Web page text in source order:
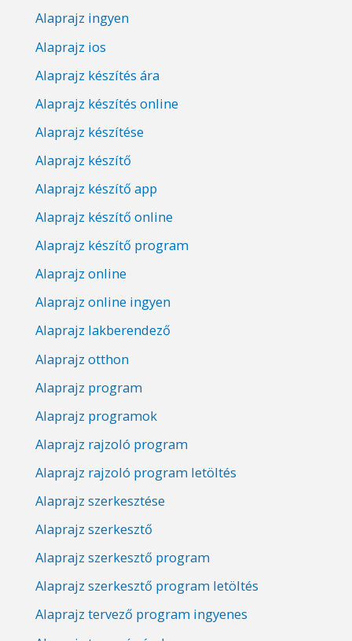
Alaprajz ingyen
Alaprajz ios
Alaprajz készítés ára
Alaprajz készítés online
Alaprajz készítése
Alaprajz készítő
Alaprajz készítő app
Alaprajz készítő online
Alaprajz készítő program
Alaprajz online
Alaprajz online ingyen
Alaprajz lakberendező
Alaprajz otthon
Alaprajz program
Alaprajz programok
Alaprajz rajzoló program
Alaprajz rajzoló program letöltés
Alaprajz szerkesztése
Alaprajz szerkesztő
Alaprajz szerkesztő program
Alaprajz szerkesztő program letöltés
Alaprajz tervező program ingyenes